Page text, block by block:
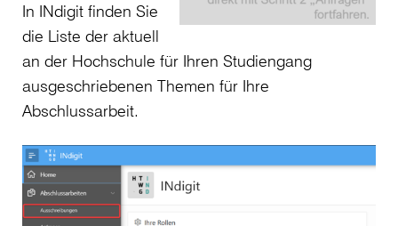
In INdigit finden Sie
die Liste der aktuell
an der Hochschule für Ihren Studiengang
ausgeschriebenen Themen für Ihre
Abschlussarbeit.